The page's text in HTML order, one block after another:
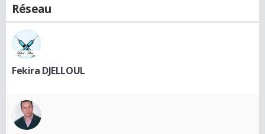
Réseau
Fekira DJELLOUL